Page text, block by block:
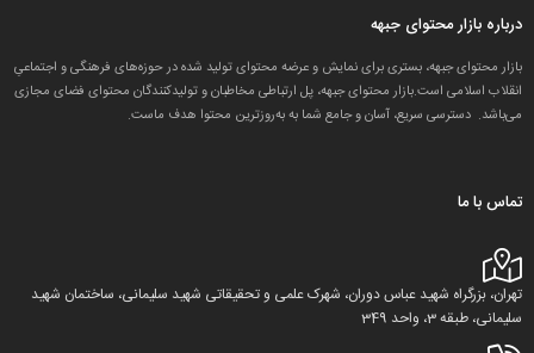
درباره بازار محتوای جبهه
بازار محتوای جبهه، بستری برای نمایش و عرضه محتوای تولید شده در حوزه‌های فرهنگی و اجتماعیِ
انقلاب اسلامی است.بازار محتوای جبهه، پل ارتباطی مخاطبان و تولید‌کنندگان محتوای فضای مجازی
می‌باشد. دسترسی سریع، آسان و جامع شما به به‌روزترین محتوا هدف ماست.
تماس با ما
تهران، بزرگراه شهید عباس دوران، شهرک علمی و تحقیقاتی شهید سلیمانی، ساختمان شهید
سلیمانی، طبقه 3، واحد 349